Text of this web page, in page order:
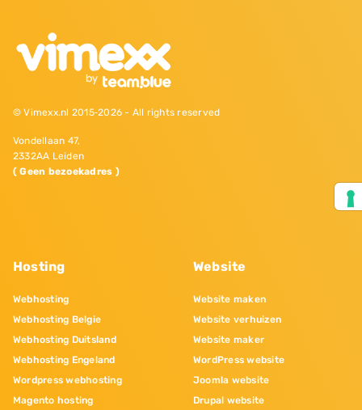
© Vimexx.nl 2015‐2026 - All rights reserved
Vondellaan 47,
2332AA Leiden
( Geen bezoekadres )
Hosting
Webhosting
Webhosting Belgie
Webhosting Duitsland
Webhosting Engeland
Wordpress webhosting
Magento hosting
Website
Website maken
Website verhuizen
Website maker
WordPress website
Joomla website
Drupal website